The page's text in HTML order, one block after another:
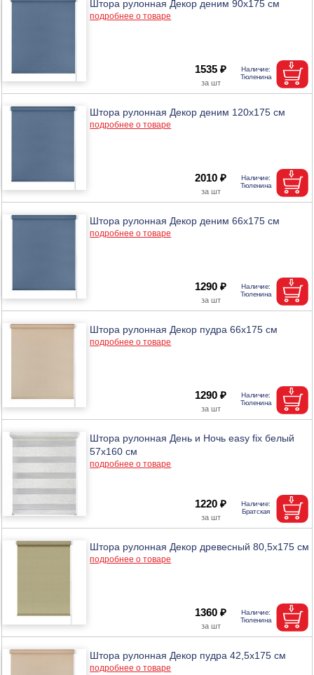
Штора рулонная Декор деним 90х175 см
подробнее о товаре
1535 ₽
Штора рулонная Декор деним 120х175 см
подробнее о товаре
2010 ₽
Штора рулонная Декор деним 66х175 см
подробнее о товаре
1290 ₽
Штора рулонная Декор пудра 66х175 см
подробнее о товаре
1290 ₽
Штора рулонная День и Ночь easy fix белый
57х160 см
подробнее о товаре
1220 ₽
Штора рулонная Декор древесный 80,5х175 см
подробнее о товаре
1360 ₽
Штора рулонная Декор пудра 42,5х175 см
подробнее о товаре